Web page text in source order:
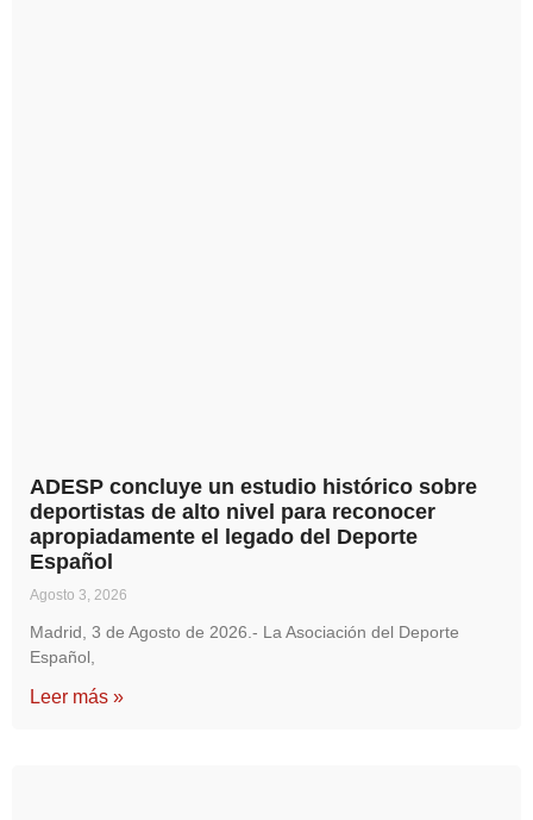
ADESP concluye un estudio histórico sobre
deportistas de alto nivel para reconocer
apropiadamente el legado del Deporte
Español
Agosto 3, 2026
Madrid, 3 de Agosto de 2026.- La Asociación del Deporte
Español,
Leer más »